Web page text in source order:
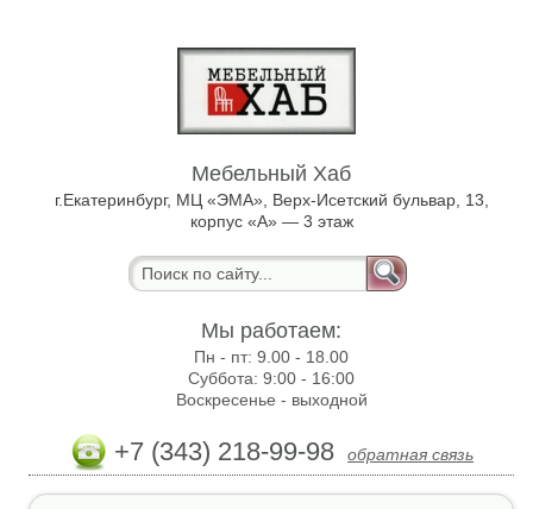
Мебельный Хаб
г.Екатеринбург, МЦ «ЭМА», Верх-Исетский бульвар, 13,
корпус «А» — 3 этаж
Мы работаем:
Пн - пт:9.00 - 18.00
Суббота:9:00 - 16:00
Воскресенье - выходной
+7 (343) 218-99-98 обратная связь